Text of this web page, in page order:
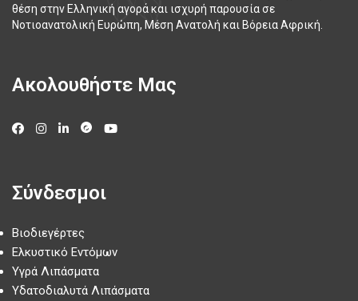
θέση στην Ελληνική αγορά και ισχυρή παρουσία σε
Νοτιοανατολική Ευρώπη, Μέση Ανατολή και Βόρεια Αφρική.
Ακολουθήστε Μας
Σύνδεσμοι
Βιοδιεγέρτες
Ελκυστικό Εντόμων
Υγρά Λιπάσματα
Υδατοδιαλυτά Λιπάσματα